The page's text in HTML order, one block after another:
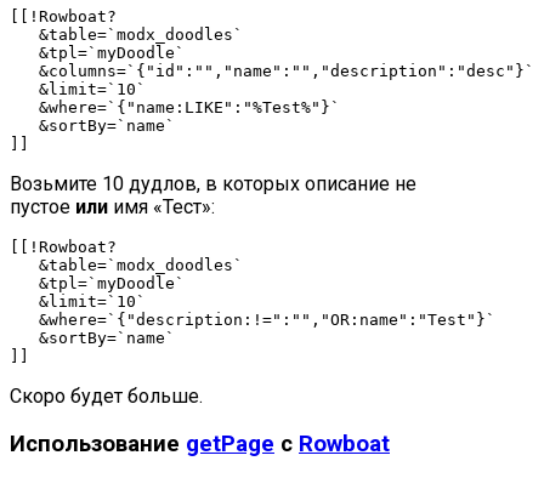
! Rowboat?
&table=`modx_doodles`
&tpl=`myDoodle`
&columns=`{"id":"","name":"","description":"desc"}`
&limit=`10`
&where=`{"name:LIKE":"%Test%"}`
&sortBy=`name`
Возьмите 10 дудлов, в которых описание не
пустое или имя «Тест»:
! Rowboat?
&table=`modx_doodles`
&tpl=`myDoodle`
&limit=`10`
&where=`{"description:!=":"","OR:name":"Test"}`
&sortBy=`name`
Скоро будет больше.
Использование getPage с Rowboat